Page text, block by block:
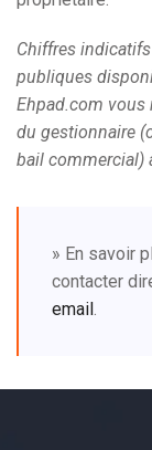
Chiffres
publiques
Ehpad.com vous
du gestionnaire
bail commercial)
» En savoir
contacter
email